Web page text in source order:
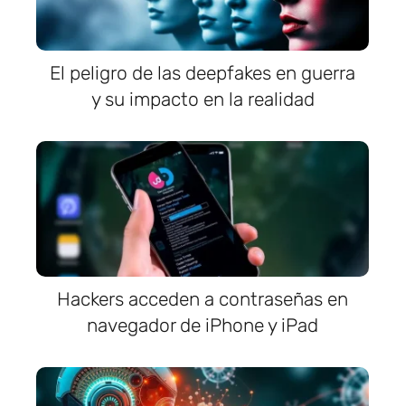
El peligro de las deepfakes en guerra
y su impacto en la realidad
Hackers acceden a contraseñas en
navegador de iPhone y iPad